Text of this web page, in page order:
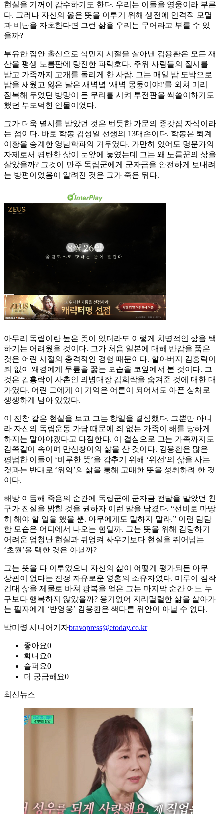
현실을 기꺼이 감수하기도 한다. 우리는 이들을 영웅이라 부른
다. 그러나 자신의 옳은 뜻을 이루기 위해 생전에 인격적 모멸
과 비난을 자초한다면 그런 삶을 우리는 무어라고 부를 수 있
을까?
부유한 집안 출신으로 식민지 시절을 살아낸 김용환은 모든 재
산을 평생 노름판에 탕진한 파락호다. 주위 사람들의 질시를
받고 가족까지 고개를 돌리게 한 사람. 그는 매일 밤 도박으로
밤을 새웠고 잃은 날은 새벽녘 ‘새벽 몽둥이야!’를 외쳐 미리
잠복해 두었던 방망이 든 무리를 시켜 투전판을 싹쓸이하기도
했던 부도덕한 인물이었다.
그가 더욱 멸시를 받았던 것은 번듯한 가문의 종갓집 자식이라
는 점이다. 바로 학봉 김성일 선생의 13대손이다. 학봉은 퇴계
이황을 승계한 영남학파의 거두였다. 가만히 있어도 명문가의
자제로서 평탄한 삶이 눈앞에 놓였는데 그는 왜 노름꾼의 삶을
살았을까? 그것이 만주 독립군에게 군자금을 안전하게 보내려
는 방편이었음이 알려진 것은 그가 죽은 뒤다.
아무리 독립이란 높은 뜻이 있더라도 이렇게 치명적인 삶을 택
하기는 어려웠을 것이다. 그가 처음 일본에 대해 반감을 품은
것은 어린 시절의 충격적인 경험 때문이다. 할아버지 김흥락이
죄 없이 왜경에게 무릎을 꿇는 모습을 코앞에서 본 것이다. 그
것은 김흥락이 사촌인 의병대장 김희락을 숨겨준 것에 대한 대
가였다. 어린 그에게 이 기억은 어른이 되어서도 아픈 상처로
생생하게 남아 있었다.
이 진창 같은 현실을 보고 그는 항일을 결심했다. 그뿐만 아니
라 자신의 독립운동 가담 때문에 죄 없는 가족이 해를 당하게
하지는 말아야겠다고 다짐한다. 이 결심으로 그는 가족까지도
감쪽같이 속이며 만신창이의 삶을 산 것이다. 김용환은 많은
평범한 이들이 ‘비루한 뜻’을 감추기 위해 ‘위선’의 삶을 사는
것과는 반대로 ‘위악’의 삶을 통해 고매한 뜻을 성취하려 한 것
이다.
해방 이듬해 죽음의 순간에 독립군에 군자금 전달을 맡았던 친
구가 진실을 밝힐 것을 권하자 이런 말을 남겼다. “선비로 마땅
히 해야 할 일을 했을 뿐. 아무에게도 말하지 말라.” 이런 담담
한 모습은 어디에서 나오는 힘일까. 그는 뜻을 위해 감당하기
어려운 엄청난 현실과 뒤엉켜 싸우기보다 현실을 뛰어넘는
‘초월’을 택한 것은 아닐까?
그는 뜻을 다 이루었으니 자신의 삶이 어떻게 평가되든 아무
상관이 없다는 진정 자유로운 영혼의 소유자였다. 미루어 짐작
건대 삶을 제물로 바쳐 광복을 얻은 그는 마지막 순간 어느 누
구보다 행복하지 않았을까? 용기없어 지리멸렬한 삶을 살아가
는 필자에게 ‘반영웅’ 김용환은 색다른 위안이 아닐 수 없다.
박미령 시니어기자bravopress@etoday.co.kr
좋아요0
화나요0
슬퍼요0
더 궁금해요0
최신뉴스